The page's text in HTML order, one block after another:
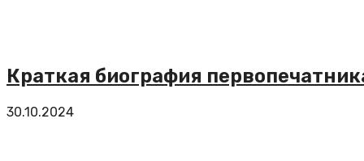
Краткая биография
30.10.2024